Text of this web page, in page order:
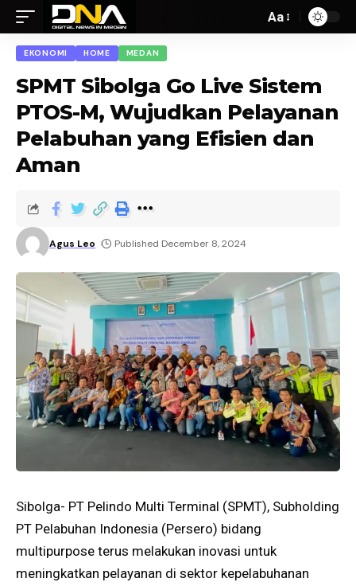
Aa
EKONOMI HOME MEDAN
SPMT Sibolga Go Live Sistem
PTOS-M, Wujudkan Pelayanan
Pelabuhan yang Efisien dan
Aman
Agus Leo Published December 8, 2024
Sibolga- PT Pelindo Multi Terminal (SPMT), Subholding
PT Pelabuhan Indonesia (Persero) bidang
multipurpose terus melakukan inovasi untuk
meningkatkan pelayanan di sektor kepelabuhanan